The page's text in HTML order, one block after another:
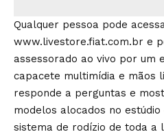
Qualquer pessoa pode
www.livestore.fiat.com.br e
assessorado ao vivo por um
capacete multimídia e mãos
responde a perguntas e
modelos alocados no
sistema de rodízio de toda a